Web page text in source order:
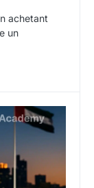
achetant
un
pour